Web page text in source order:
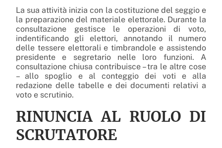
La sua attività inizia con la costituzione del seggio e
la preparazione del materiale elettorale. Durante la
consultazione gestisce le operazioni di voto,
indentificando gli elettori, annotando il numero
delle tessere elettorali e timbrandole e assistendo
presidente e segretario nelle loro funzioni. A
consultazione chiusa contribuisce – tra le altre cose
– allo spoglio e al conteggio dei voti e alla
redazione delle tabelle e dei documenti relativi a
voto e scrutinio.
RINUNCIA AL RUOLO DI
SCRUTATORE